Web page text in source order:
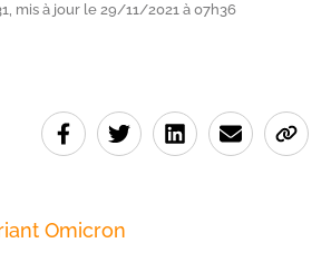
mis à jour le 29/11/2021 à 07h36
Omicron